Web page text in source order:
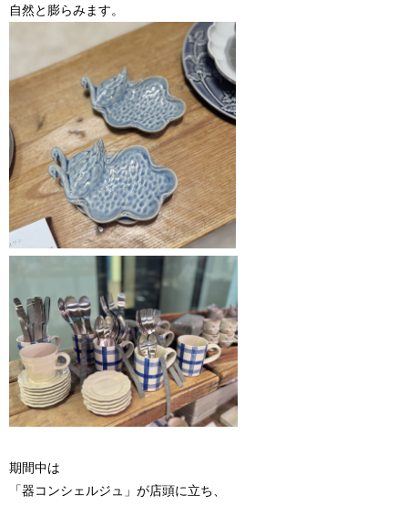
自然と膨らみます。
期間中は
「器コンシェルジュ」が店頭に立ち、